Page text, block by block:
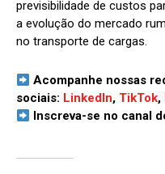
previsibilidade de custos
a evolução do mercado
no transporte de cargas.
Acompanhe nossas
sociais: LinkedIn, TikTok,
Inscreva-se no canal